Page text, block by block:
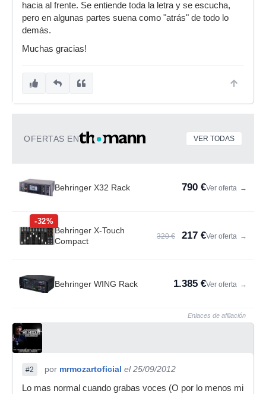
hacia al frente. Se entiende toda la letra y se escucha,
pero en algunas partes suena como "atrás" de todo lo
demás.
Muchas gracias!
OFERTAS EN VER TODAS
Behringer X32 Rack 790 €Ver oferta →
-32%
Behringer X-Touch
Compact
320 € 217 €Ver oferta →
Behringer WING Rack 1.385 €Ver oferta →
Enlaces de afiliación
#2 por mrmozartoficial el 25/09/2012
Lo mas normal cuando grabas voces (O por lo menos mi